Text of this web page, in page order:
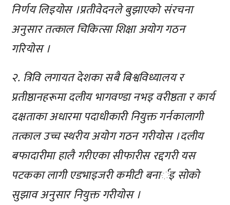
निर्णय लिइयाेस ।प्रतीवेदनले बुझाएकाे संरचना
अनुसार तत्काल चिकित्सा शिक्षा अयाेग गठन
गरियाेस ।
२. त्रिवि लगायत देशका सबै बिश्वविध्यालय र
प्रतीष्ठानहरूमा दलीय भागवण्डा नभइ वरीष्ठता र कार्य
दक्षताका अधारमा पदाधीकारी नियुक्त गर्नकालागी
तत्काल उच्च स्थरीय अयाेग गठन गरीयाेस ।दलीय
बफादारीमा हालै गरीएका सीफारीस रद्दगरी यस
पटकका लागी एडभाइजरी कमीटी बनार्इ साेकाे
सुझाव अनुसार नियुक्त गरीयाेस ।